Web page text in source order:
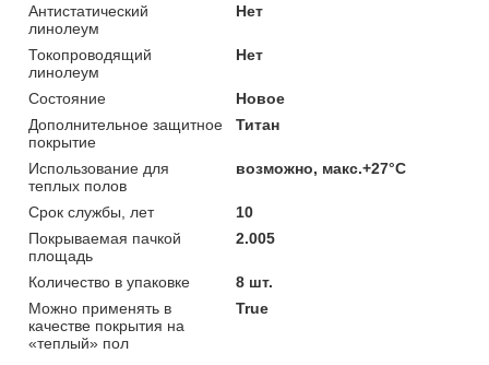
Антистатический
линолеум
Нет
Токопроводящий
линолеум
Нет
Состояние
Новое
Дополнительное защитное
покрытие
Титан
Использование для
теплых полов
возможно, макс.+27°С
Срок службы, лет
10
Покрываемая пачкой
площадь
2.005
Количество в упаковке
8 шт.
Можно применять в
качестве покрытия на
«теплый» пол
True